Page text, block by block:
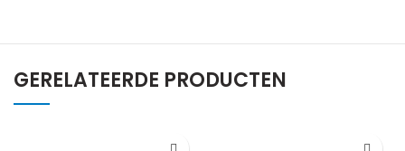
GERELATEERDE PRODUCTEN